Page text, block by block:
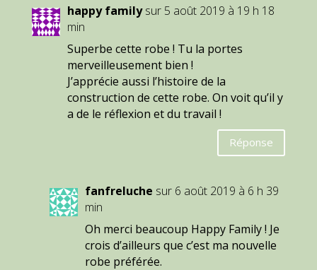
happy family sur 5 août 2019 à 19 h 18
min
Superbe cette robe ! Tu la portes
merveilleusement bien !
J’apprécie aussi l’histoire de la
construction de cette robe. On voit qu’il y
a de le réflexion et du travail !
Réponse
fanfreluche sur 6 août 2019 à 6 h 39
min
Oh merci beaucoup Happy Family ! Je
crois d’ailleurs que c’est ma nouvelle
robe préférée.